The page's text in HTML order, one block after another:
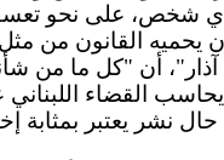
شخص، على نحو
القانون من
قانونياً، رأى المحامي حسن
القضاء
نشر يعتبر بمثابة